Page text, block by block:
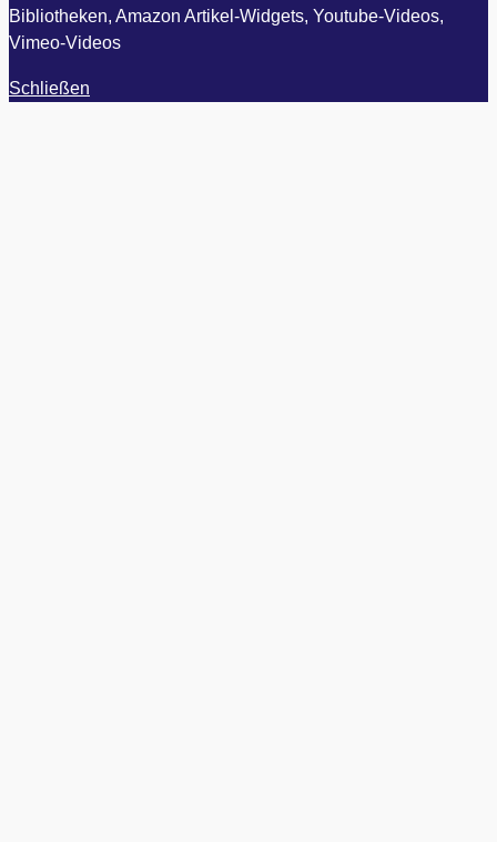
Bibliotheken, Amazon Artikel-Widgets, Youtube-Videos,
Vimeo-Videos
Schließen